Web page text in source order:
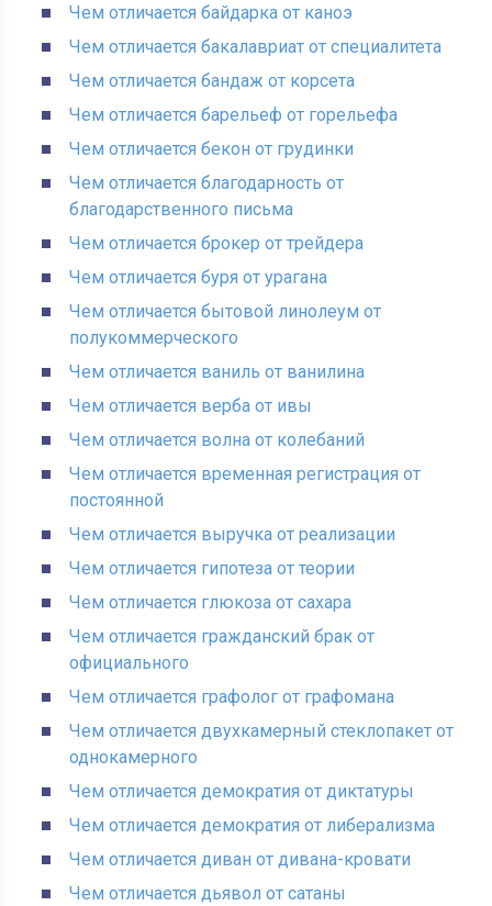
Чем отличается байдарка от каноэ
Чем отличается бакалавриат от специалитета
Чем отличается бандаж от корсета
Чем отличается барельеф от горельефа
Чем отличается бекон от грудинки
Чем отличается благодарность от
благодарственного письма
Чем отличается брокер от трейдера
Чем отличается буря от урагана
Чем отличается бытовой линолеум от
полукоммерческого
Чем отличается ваниль от ванилина
Чем отличается верба от ивы
Чем отличается волна от колебаний
Чем отличается временная регистрация от
постоянной
Чем отличается выручка от реализации
Чем отличается гипотеза от теории
Чем отличается глюкоза от сахара
Чем отличается гражданский брак от
официального
Чем отличается графолог от графомана
Чем отличается двухкамерный стеклопакет от
однокамерного
Чем отличается демократия от диктатуры
Чем отличается демократия от либерализма
Чем отличается диван от дивана-кровати
Чем отличается дьявол от сатаны